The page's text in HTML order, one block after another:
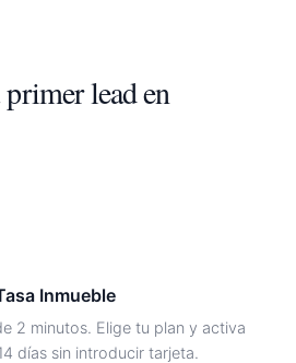
lead en
Inmueble
2 minutos. Elige tu plan y activa
días sin introducir tarjeta.